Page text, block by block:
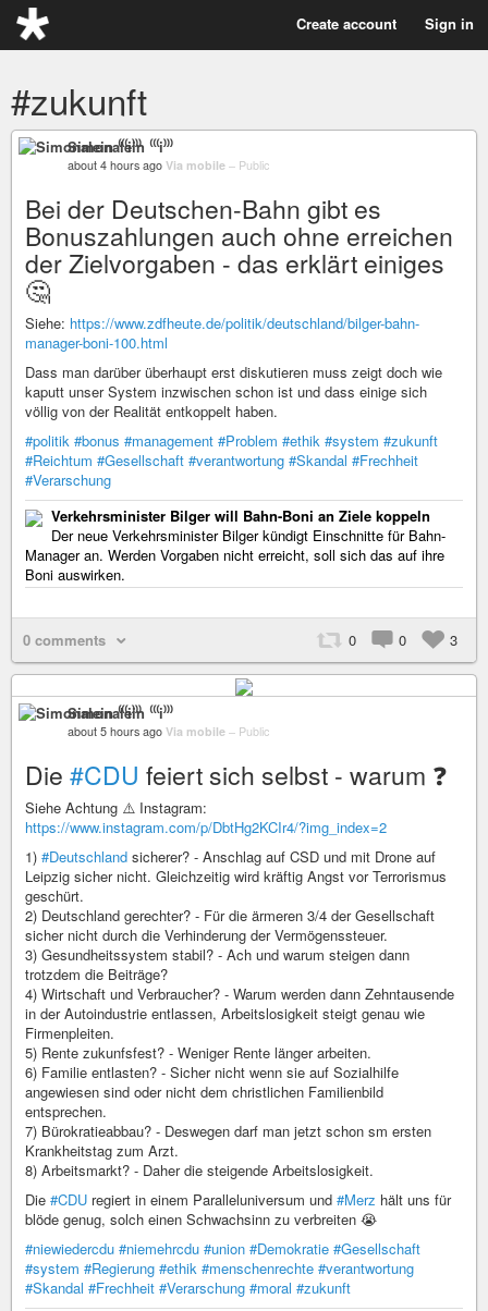
Create account Sign in
#zukunft
Simonalein ⁽⁽⁽i⁾⁾⁾
about 4 hours ago Via mobile – Public
Bei der Deutschen-Bahn gibt es
Bonuszahlungen auch ohne erreichen
der Zielvorgaben - das erklärt einiges
🤔
Siehe: https://www.zdfheute.de/politik/deutschland/bilger-bahn-
manager-boni-100.html
Dass man darüber überhaupt erst diskutieren muss zeigt doch wie
kaputt unser System inzwischen schon ist und dass einige sich
völlig von der Realität entkoppelt haben.
#politik #bonus #management #Problem #ethik #system #zukunft
#Reichtum #Gesellschaft #verantwortung #Skandal #Frechheit
#Verarschung
Verkehrsminister Bilger will Bahn-Boni an Ziele koppeln
Der neue Verkehrsminister Bilger kündigt Einschnitte für Bahn-
Manager an. Werden Vorgaben nicht erreicht, soll sich das auf ihre
Boni auswirken.
0 comments 0 0 3
Simonalein ⁽⁽⁽i⁾⁾⁾
about 5 hours ago Via mobile – Public
Die #CDU feiert sich selbst - warum ❓
Siehe Achtung ⚠️ Instagram:
https://www.instagram.com/p/DbtHg2KCIr4/?img_index=2
1) #Deutschland sicherer? - Anschlag auf CSD und mit Drone auf
Leipzig sicher nicht. Gleichzeitig wird kräftig Angst vor Terrorismus
geschürt.
2) Deutschland gerechter? - Für die ärmeren 3/4 der Gesellschaft
sicher nicht durch die Verhinderung der Vermögenssteuer.
3) Gesundheitssystem stabil? - Ach und warum steigen dann
trotzdem die Beiträge?
4) Wirtschaft und Verbraucher? - Warum werden dann Zehntausende
in der Autoindustrie entlassen, Arbeitslosigkeit steigt genau wie
Firmenpleiten.
5) Rente zukunfsfest? - Weniger Rente länger arbeiten.
6) Familie entlasten? - Sicher nicht wenn sie auf Sozialhilfe
angewiesen sind oder nicht dem christlichen Familienbild
entsprechen.
7) Bürokratieabbau? - Deswegen darf man jetzt schon sm ersten
Krankheitstag zum Arzt.
8) Arbeitsmarkt? - Daher die steigende Arbeitslosigkeit.
Die #CDU regiert in einem Paralleluniversum und #Merz hält uns für
blöde genug, solch einen Schwachsinn zu verbreiten 😭
#niewiedercdu #niemehrcdu #union #Demokratie #Gesellschaft
#system #Regierung #ethik #menschenrechte #verantwortung
#Skandal #Frechheit #Verarschung #moral #zukunft